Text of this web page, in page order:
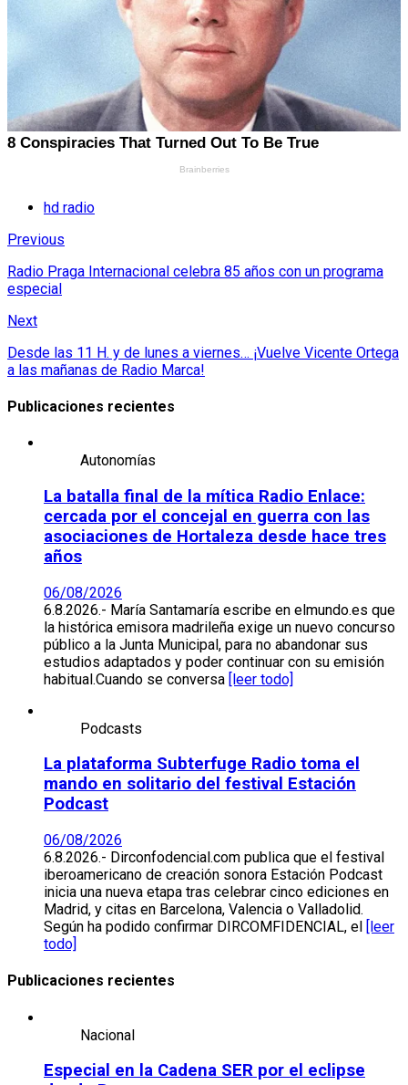
hd radio
Previous
Radio Praga Internacional celebra 85 años con un programa
especial
Next
Desde las 11 H. y de lunes a viernes… ¡Vuelve Vicente Ortega
a las mañanas de Radio Marca!
Publicaciones recientes
Autonomías
La batalla final de la mítica Radio Enlace:
cercada por el concejal en guerra con las
asociaciones de Hortaleza desde hace tres
años
06/08/2026
6.8.2026.- María Santamaría escribe en elmundo.es que
la histórica emisora madrileña exige un nuevo concurso
público a la Junta Municipal, para no abandonar sus
estudios adaptados y poder continuar con su emisión
habitual.Cuando se conversa [leer todo]
Podcasts
La plataforma Subterfuge Radio toma el
mando en solitario del festival Estación
Podcast
06/08/2026
6.8.2026.- Dirconfodencial.com publica que el festival
iberoamericano de creación sonora Estación Podcast
inicia una nueva etapa tras celebrar cinco ediciones en
Madrid, y citas en Barcelona, Valencia o Valladolid.
Según ha podido confirmar DIRCOMFIDENCIAL, el [leer
todo]
Publicaciones recientes
Nacional
Especial en la Cadena SER por el eclipse